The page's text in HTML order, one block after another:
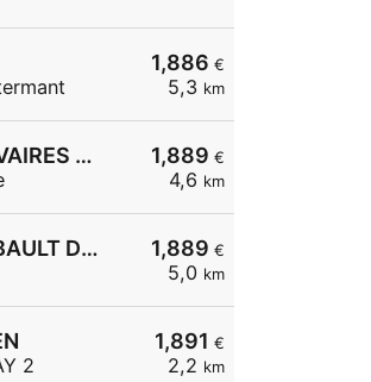
1,886 €
5,3 km
1,889 €
4,6 km
CARREFOUR MARKET VAIRES SUR MARNE
1,889 €
5,0 km
INTERMARCHE ST THIBAULT DES VIGNES
1,891 €
2,2 km
2